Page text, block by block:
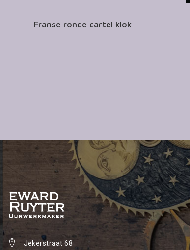
Franse ronde cartel klok
Jekerstraat 68